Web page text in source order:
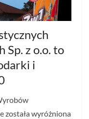
z o.o. to
i
została wyróżniona